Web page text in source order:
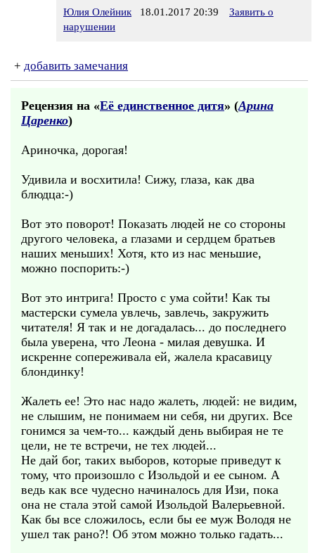
Юлия Олейник 18.01.2017 20:39
Заявить о
нарушении
+ добавить замечания
Рецензия на «Её единственное дитя» (Арина
Царенко)
Ариночка, дорогая!
Удивила и восхитила! Сижу, глаза, как два
блюдца:-)
Вот это поворот! Показать людей не со стороны
другого человека, а глазами и сердцем братьев
наших меньших! Хотя, кто из нас меньшие,
можно поспорить:-)
Вот это интрига! Просто с ума сойти! Как ты
мастерски сумела увлечь, завлечь, закружить
читателя! Я так и не догадалась... до последнего
была уверена, что Леона - милая девушка. И
искренне сопереживала ей, жалела красавицу
блондинку!
Жалеть ее! Это нас надо жалеть, людей: не видим,
не слышим, не понимаем ни себя, ни других. Все
гонимся за чем-то... каждый день выбирая не те
цели, не те встречи, не тех людей...
Не дай бог, таких выборов, которые приведут к
тому, что произошло с Изольдой и ее сыном. А
ведь как все чудесно начиналось для Изи, пока
она не стала этой самой Изольдой Валерьевной.
Как бы все сложилось, если бы ее муж Володя не
ушел так рано?! Об этом можно только гадать...